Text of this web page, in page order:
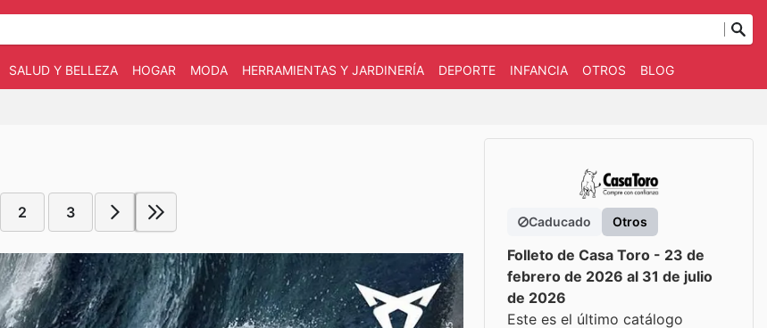
SALUD Y BELLEZA HOGAR MODA HERRAMIENTAS Y JARDINERÍA DEPORTE INFANCIA OTROS BLOG
2 3
Caducado Otros
Folleto de Casa Toro - 23 de
febrero de 2026 al 31 de julio
de 2026
Este es el último catálogo